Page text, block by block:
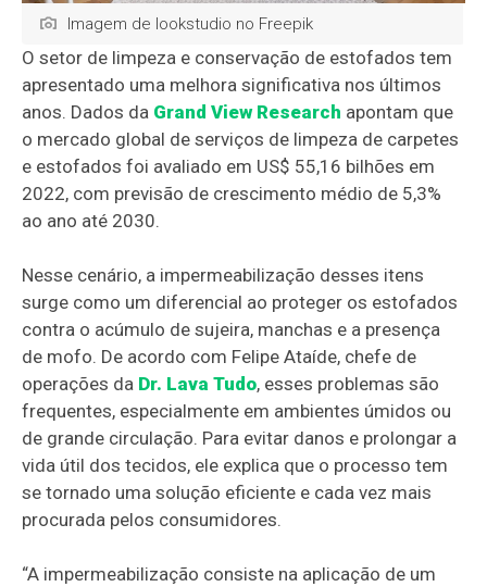
Imagem de lookstudio no Freepik
O setor de limpeza e conservação de estofados tem
apresentado uma melhora significativa nos últimos
anos. Dados da Grand View Research apontam que
o mercado global de serviços de limpeza de carpetes
e estofados foi avaliado em US$ 55,16 bilhões em
2022, com previsão de crescimento médio de 5,3%
ao ano até 2030.
Nesse cenário, a impermeabilização desses itens
surge como um diferencial ao proteger os estofados
contra o acúmulo de sujeira, manchas e a presença
de mofo. De acordo com Felipe Ataíde, chefe de
operações da Dr. Lava Tudo, esses problemas são
frequentes, especialmente em ambientes úmidos ou
de grande circulação. Para evitar danos e prolongar a
vida útil dos tecidos, ele explica que o processo tem
se tornado uma solução eficiente e cada vez mais
procurada pelos consumidores.
“A impermeabilização consiste na aplicação de um